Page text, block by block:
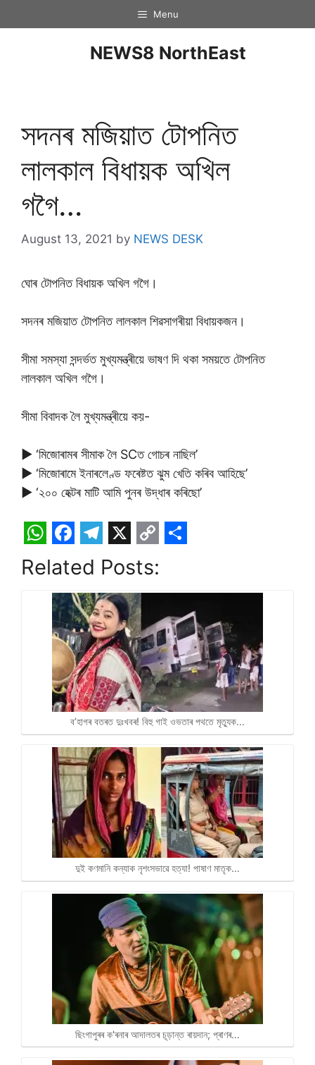
Menu
NEWS8 NorthEast
সদনৰ মজিয়াত টোপনিত
লালকাল বিধায়ক অখিল
গগৈ…
August 13, 2021 by NEWS DESK
ঘোৰ টোপনিত বিধায়ক অখিল গগৈ।
সদনৰ মজিয়াত টোপনিত লালকাল শিৱসাগৰীয়া বিধায়কজন।
সীমা সমস্যা সন্দৰ্ভত মুখ্যমন্ত্ৰীয়ে ভাষণ দি থকা সময়তে টোপনিত
লালকাল অখিল গগৈ।
সীমা বিবাদক লৈ মুখ্যমন্ত্ৰীয়ে কয়-
▶️ ‘মিজোৰামৰ সীমাক লৈ SCত গোচৰ নাছিল’
▶️ ‘মিজোৰামে ইনাৰলেণ্ড ফৰেষ্টত ঝুম খেতি কৰিব আহিছে’
▶️ ‘২০০ হেক্টৰ মাটি আমি পুনৰ উদ্ধাৰ কৰিছো’
W
h
F
a
c
e
b
o
o
k
T
e
l
e
g
r
a
m
X
C
o
p
y
L
i
n
k
a
r
e
Related Posts:
ব’হাগৰ বতৰত দুঃখবৰ! বিহু গাই ওভতাৰ পথতে মৃত্যুক…
দুই কণমানি কন্যাক নৃশংসভাৱে হত্যা! পাষাণ মাতৃক…
ছিংগাপুৰৰ ক'ৰনাৰ আদালতৰ চূড়ান্ত ৰায়দান; প্ৰাণৰ…